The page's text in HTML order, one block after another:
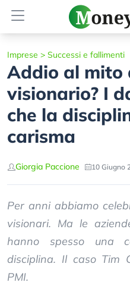
Imprese > Successi e fallimenti
Addio al mito
visionario? I
che la
carisma
Giorgia Paccione 10 Giugno
Per anni abbiamo
visionari. Ma le
hanno spesso una
disciplina. Il caso Tim
PMI.